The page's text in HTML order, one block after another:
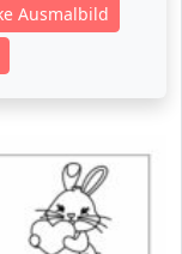
Ausmalbild